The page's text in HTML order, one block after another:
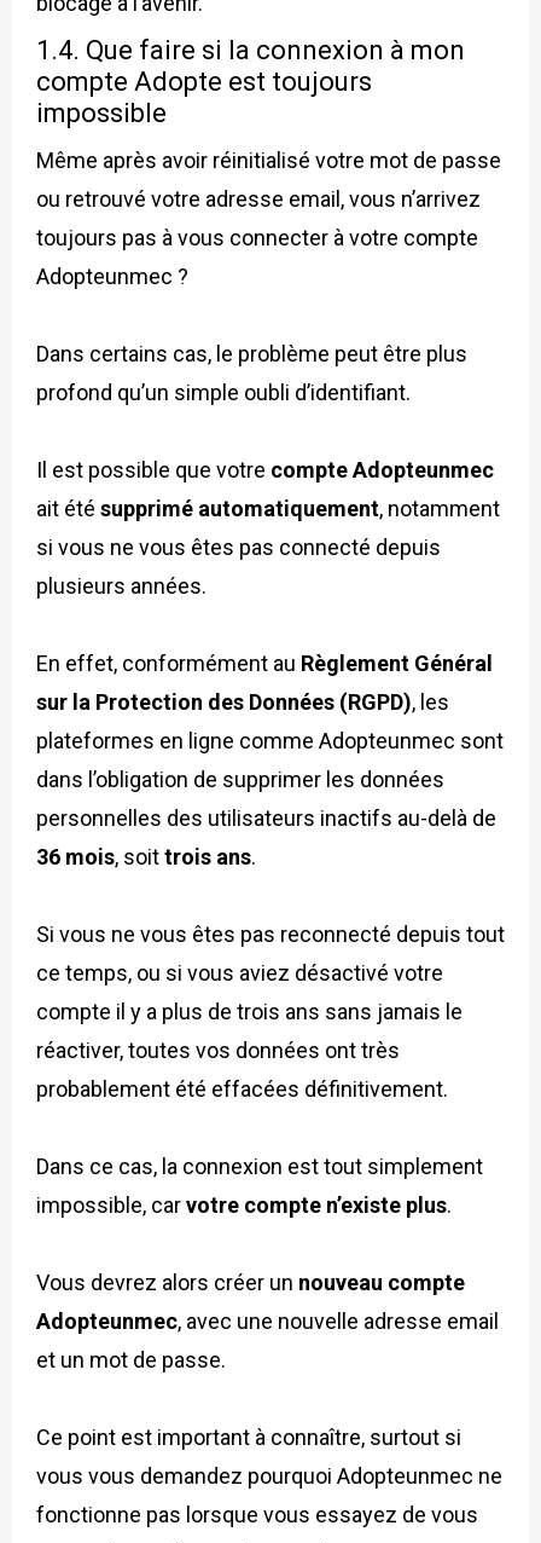
1.4. Que faire si la connexion à mon
compte Adopte est toujours
impossible
Même après avoir réinitialisé votre mot de passe
ou retrouvé votre adresse email, vous n’arrivez
toujours pas à vous connecter à votre compte
Adopteunmec ?
Dans certains cas, le problème peut être plus
profond qu’un simple oubli d’identifiant.
Il est possible que votre compte Adopteunmec
ait été supprimé automatiquement, notamment
si vous ne vous êtes pas connecté depuis
plusieurs années.
En effet, conformément au Règlement Général
sur la Protection des Données (RGPD), les
plateformes en ligne comme Adopteunmec sont
dans l’obligation de supprimer les données
personnelles des utilisateurs inactifs au-delà de
36 mois, soittrois ans.
Si vous ne vous êtes pas reconnecté depuis tout
ce temps, ou si vous aviez désactivé votre
compte il y a plus de trois ans sans jamais le
réactiver, toutes vos données ont très
probablement été effacées définitivement.
Dans ce cas, la connexion est tout simplement
impossible, carvotre compte n’existe plus.
Vous devrez alors créer un nouveau compte
Adopteunmec, avec une nouvelle adresse email
et un mot de passe.
Ce point est important à connaître, surtout si
vous vous demandez pourquoi Adopteunmec ne
fonctionne pas lorsque vous essayez de vous